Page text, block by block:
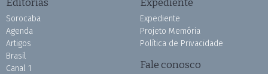
Editorias
Sorocaba
Agenda
Artigos
Brasil
Canal 1
Expediente
Expediente
Projeto Memória
Política de Privacidade
Fale conosco